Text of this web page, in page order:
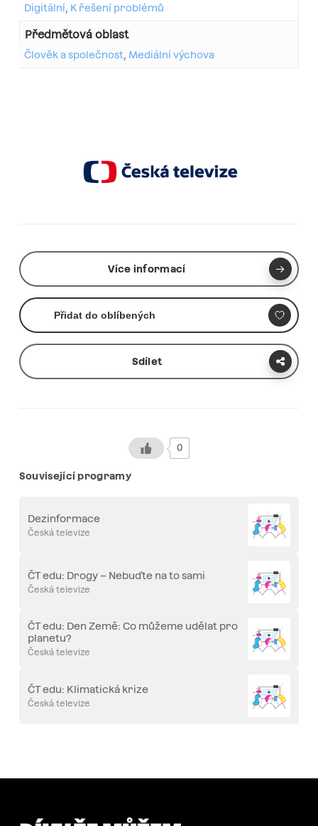
Digitální, K řešení problémů
Předmětová oblast
Člověk a společnost, Mediální výchova
Více informací
Přidat do oblíbených
Sdílet
0
Související programy
Dezinformace
Česká televize
ČT edu: Drogy – Nebuďte na to sami
Česká televize
ČT edu: Den Země: Co můžeme udělat pro
planetu?
Česká televize
ČT edu: Klimatická krize
Česká televize